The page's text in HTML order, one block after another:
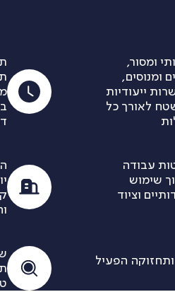
ומסור,
ומנוסים,
ייעודיות
לאורך כל
עבודה
שימוש
וציוד
הפעיל